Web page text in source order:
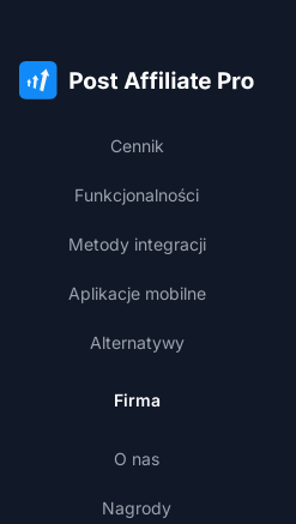
Cennik
Funkcjonalności
Metody integracji
Aplikacje mobilne
Alternatywy
Firma
O nas
Nagrody